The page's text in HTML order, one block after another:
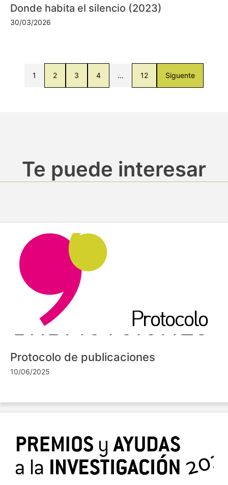
Donde habita el silencio (2023)
30/03/2026
1 2 3 4 … 12 Siguente
Te puede interesar
Protocolo de publicaciones
10/06/2025